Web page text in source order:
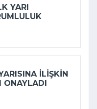
YARI
ILIŞKIN
ONAYLADI